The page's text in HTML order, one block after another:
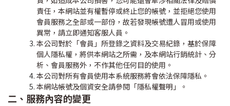
責任，本網站並有權暫停或終止您的帳號，並拒絕您使用
會員服務之全部或一部份，故若發現帳號遭人冒用或使用
異常，請立即通知客服人員。
本公司對於「會員」所登錄之資料及交易紀錄，基於保障
個人隱私權，將供本網站之所需，及本網站行銷統計、分
析、會員服務外，不作其他任何目的使用。
本公司對所有會員使用本系統服務將會依法保障隱私。
本網站帳號及個資安全請參閱「隱私權聲明」。
二、服務內容的變更